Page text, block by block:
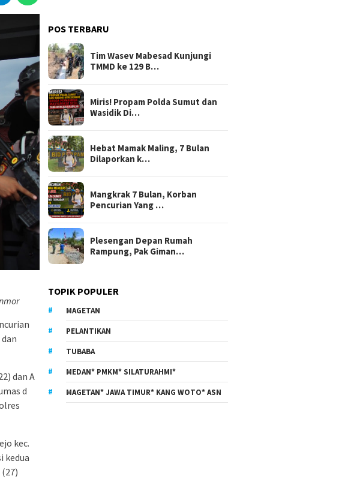
dan A
d
kec.
kedua
POS TERBARU
Tim Wasev Mabesad Kunjungi
TMMD ke 129 B…
Miris! Propam Polda Sumut dan
Wasidik Di…
Hebat Mamak Maling, 7 Bulan
Dilaporkan k…
Mangkrak 7 Bulan, Korban
Pencurian Yang …
Plesengan Depan Rumah
Rampung, Pak Giman…
TOPIK POPULER
MAGETAN
PELANTIKAN
TUBABA
MEDAN* PMKM* SILATURAHMI*
MAGETAN* JAWA TIMUR* KANG WOTO* ASN